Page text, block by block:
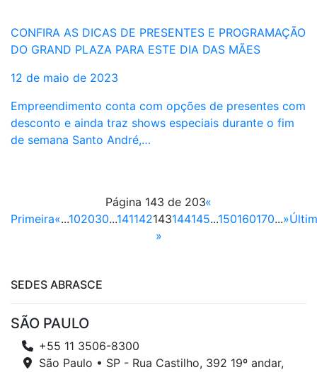
CONFIRA AS DICAS DE PRESENTES E PROGRAMAÇÃO
DO GRAND PLAZA PARA ESTE DIA DAS MÃES
12 de maio de 2023
Empreendimento conta com opções de presentes com
desconto e ainda traz shows especiais durante o fim
de semana Santo André,…
Página 143 de 203«
Primeira«...102030...141142143144145...150160170...»
»
SEDES ABRASCE
SÃO PAULO
+55 11 3506-8300
São Paulo • SP - Rua Castilho, 392 19º andar,